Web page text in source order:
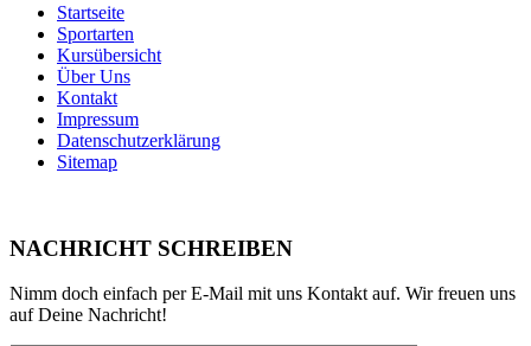
Startseite
Sportarten
Kursübersicht
Über Uns
Kontakt
Impressum
Datenschutzerklärung
Sitemap
NACHRICHT SCHREIBEN
Nimm doch einfach per E-Mail mit uns Kontakt auf. Wir freuen uns
auf Deine Nachricht!